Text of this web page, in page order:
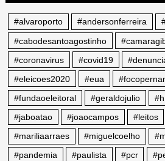
#alvaroporto #andersonferreira
#cabodesantoagostinho
#coronavirus
#covid19
#eleicoes2020
#eua
#fundaoeleitoral
#geraldojulio
#jaboatao
#joaocampos #leitos
#mariliaarraes
#miguelcoelho
#pandemia
#paulista #pcr